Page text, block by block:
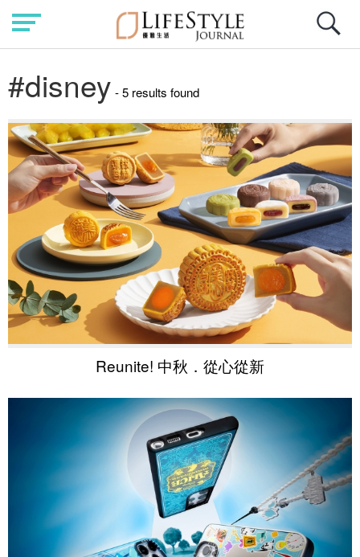
#disney - 5 results found
Reunite! 中秋．從心從新